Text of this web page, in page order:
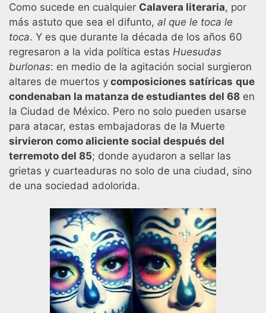
Como sucede en cualquier Calavera literaria, por
más astuto que sea el difunto, al que le toca le
toca. Y es que durante la década de los años 60
regresaron a la vida política estas Huesudas
burlonas: en medio de la agitación social surgieron
altares de muertos y composiciones satíricas que
condenaban la matanza de estudiantes del 68 en
la Ciudad de México. Pero no solo pueden usarse
para atacar, estas embajadoras de la Muerte
sirvieron como aliciente social después del
terremoto del 85; donde ayudaron a sellar las
grietas y cuarteaduras no solo de una ciudad, sino
de una sociedad adolorida.